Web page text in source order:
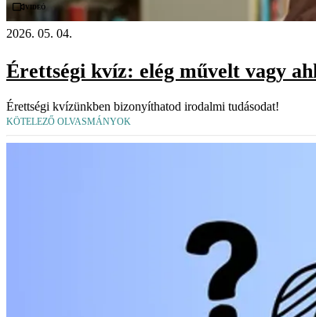
Videó
2026. 05. 04.
Érettségi kvíz: elég művelt vagy
Érettségi kvízünkben bizonyíthatod irodalmi tudásodat!
KÖTELEZŐ OLVASMÁNYOK